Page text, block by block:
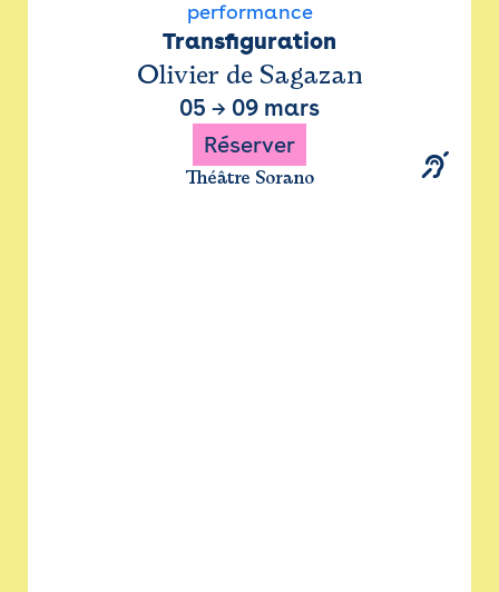
performance
Transfiguration
Olivier de Sagazan
05 → 09 mars
Réserver
Théâtre Sorano